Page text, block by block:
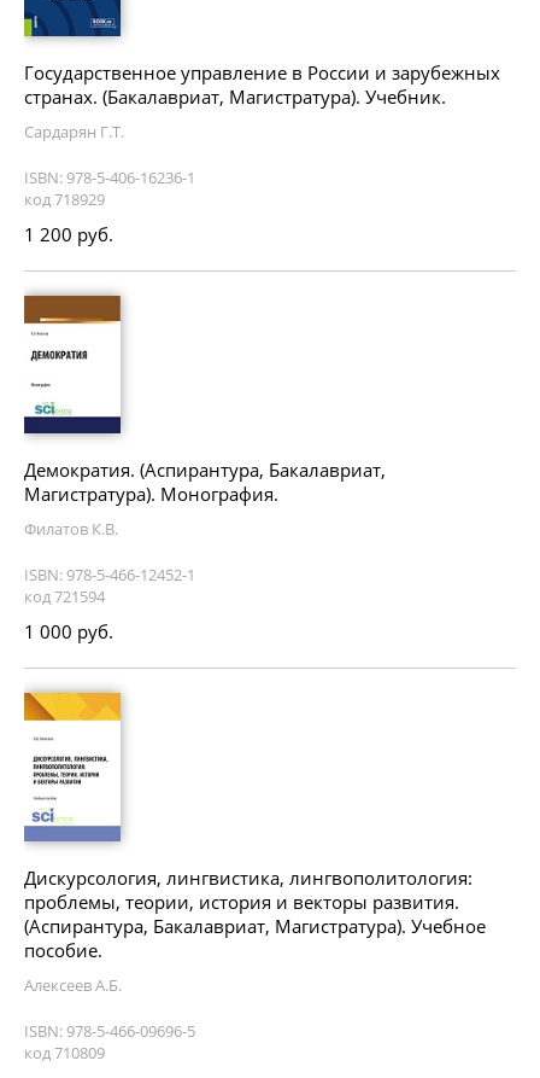
Государственное управление в России и зарубежных
странах. (Бакалавриат, Магистратура). Учебник.
Сардарян Г.Т.
ISBN: 978-5-406-16236-1
код 718929
1 200 руб.
Демократия. (Аспирантура, Бакалавриат,
Магистратура). Монография.
Филатов К.В.
ISBN: 978-5-466-12452-1
код 721594
1 000 руб.
Дискурсология, лингвистика, лингвополитология:
проблемы, теории, история и векторы развития.
(Аспирантура, Бакалавриат, Магистратура). Учебное
пособие.
Алексеев А.Б.
ISBN: 978-5-466-09696-5
код 710809